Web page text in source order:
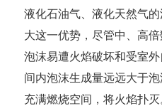
液化石油气、液化天然气
大这一优势，尽管中、高
泡沫易遭火焰破坏和受室
间内泡沫生成量远远大于
充满燃烧空间，将火焰扑灭